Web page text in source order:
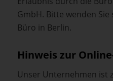
GmbH. Bitte wenden
Büro in Berlin.
Hinweis zur
Unser Unternehmen ist